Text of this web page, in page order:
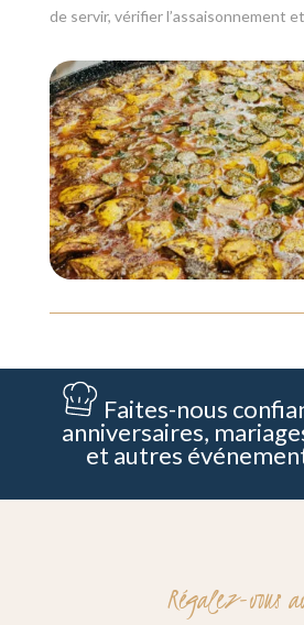
de servir, vérifier l’assaisonnement
Faites-nous
anniversaires,
et autres
Régalez-vous